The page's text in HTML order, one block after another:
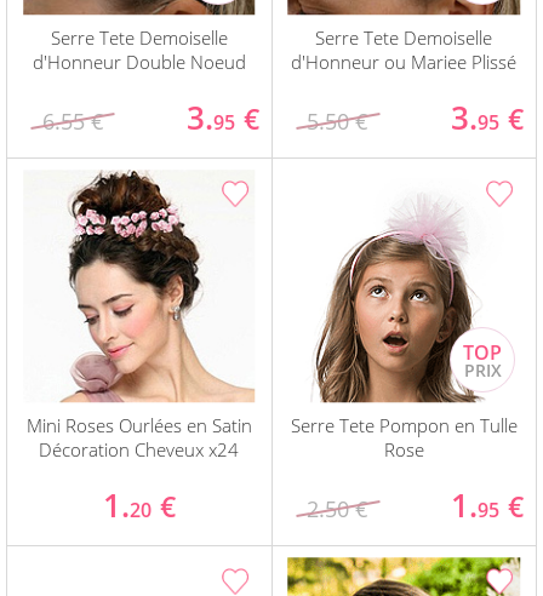
Serre Tete Demoiselle
d'Honneur Double Noeud
6.55 € 3.95 €
Serre Tete Demoiselle
d'Honneur ou Mariee Plissé
5.50 € 3.95 €
Mini Roses Ourlées en Satin
Décoration Cheveux x24
1.20 €
Serre Tete Pompon en Tulle
Rose
2.50 € 1.95 €